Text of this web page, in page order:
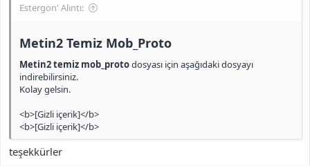
Estergon' Alıntı:
Metin2 Temiz Mob_Proto​
Metin2 temiz mob_protodosyası için aşağıdaki dosyayı
indirebilirsiniz.
Kolay gelsin.
<b>[Gizli içerik]</b>
<b>[Gizli içerik]</b>
teşekkürler